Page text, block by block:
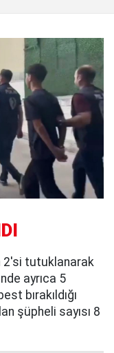
2'si tutuklanarak
ayrıca 5
bırakıldığı
şüpheli sayısı 8